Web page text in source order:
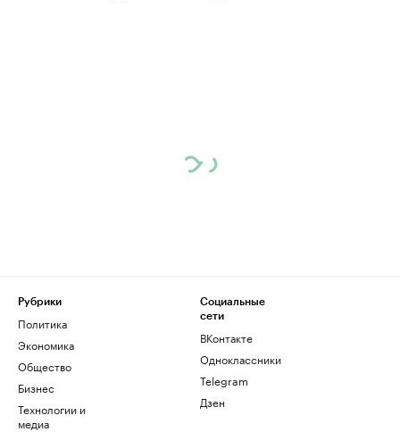
Рубрики
Политика
Экономика
Общество
Бизнес
Технологии и
медиа
Социальные
сети
ВКонтакте
Одноклассники
Telegram
Дзен